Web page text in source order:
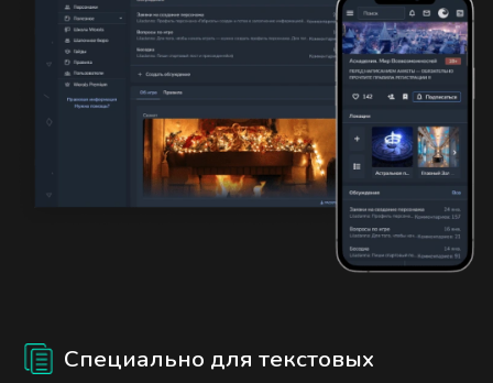
Специально для текстовых